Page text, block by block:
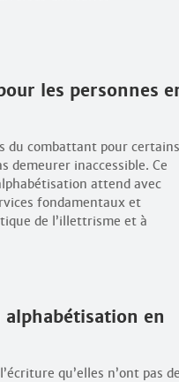
les personnes
du combattant pour
demeurer inaccessible. Ce
attend avec
fondamentaux et
de l’illettrisme et à
en
qu’elles n’ont pas de